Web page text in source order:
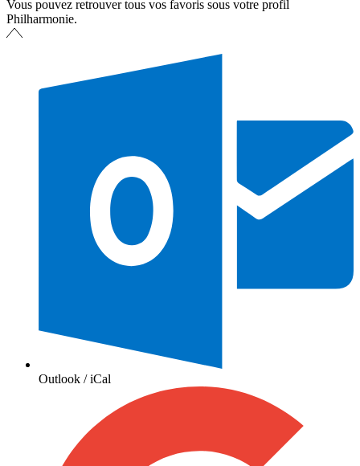
Vous pouvez retrouver tous vos favoris sous votre profil
Philharmonie.
Outlook / iCal